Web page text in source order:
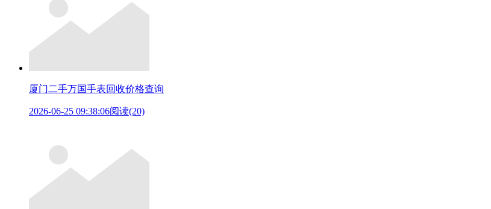
厦门二手万国手表回收价格查询
2026-06-25 09:38:06阅读(20)